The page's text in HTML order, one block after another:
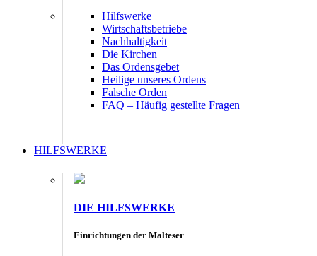
Hilfswerke
Wirtschaftsbetriebe
Nachhaltigkeit
Die Kirchen
Das Ordensgebet
Heilige unseres Ordens
Falsche Orden
FAQ – Häufig gestellte Fragen
HILFSWERKE
DIE HILFSWERKE
Einrichtungen der Malteser